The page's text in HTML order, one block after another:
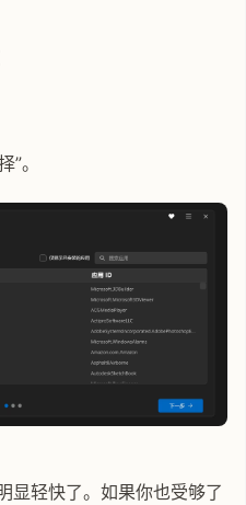
”。
显轻快了。如果你也受够了